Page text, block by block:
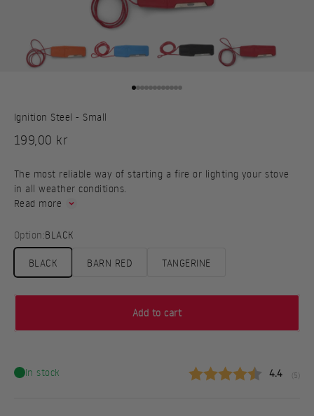
Ignition Steel - Small
Sale price
199,00 kr
The most reliable way of starting a fire or lighting your stove
in all weather conditions.
Read more
Option:BLACK
BLACK BARN RED TANGERINE
Add to cart
In stock 4.4 5 )